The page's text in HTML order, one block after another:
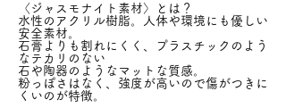
〈ジャスモナイト素材〉とは？
水性のアクリル樹脂。人体や環境にも優しい
安全素材。
石膏よりも割れにくく、プラスチックのよう
なテカリのない
石や陶器のようなマットな質感。
粉っぽさはなく、強度が高いので傷がつきに
くいのが特徴。